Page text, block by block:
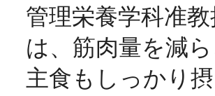
管理栄養学科准
は、筋肉量を減
主食もしっかり